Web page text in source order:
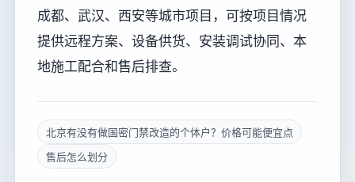
成都、武汉、西安等城市项目，可按项目情况
提供远程方案、设备供货、安装调试协同、本
地施工配合和售后排查。
北京有没有做国密门禁改造的个体户？价格可能便宜点
售后怎么划分